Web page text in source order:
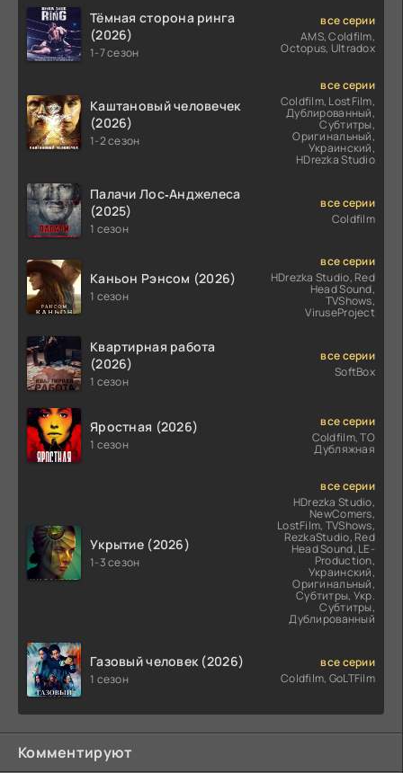
Тёмная сторона ринга
(2026)
1-7 сезон
все серии
AMS, Coldfilm,
Octopus, Ultradox
Каштановый человечек
(2026)
1-2 сезон
все серии
Coldfilm, LostFilm,
Дублированный,
Субтитры,
Оригинальный,
Украинский,
HDrezka Studio
Палачи Лос‑Анджелеса
(2025)
1 сезон
все серии
Coldfilm
Каньон Рэнсом (2026)
1 сезон
все серии
HDrezka Studio, Red
Head Sound,
TVShows,
ViruseProject
Квартирная работа
(2026)
1 сезон
все серии
SoftBox
Яростная (2026)
1 сезон
все серии
Coldfilm, ТО
Дубляжная
Укрытие (2026)
1-3 сезон
все серии
HDrezka Studio,
NewComers,
LostFilm, TVShows,
RezkaStudio, Red
Head Sound, LE-
Production,
Украинский,
Оригинальный,
Субтитры, Укр.
Субтитры,
Дублированный
Газовый человек (2026)
1 сезон
все серии
Coldfilm, GoLTFilm
Комментируют